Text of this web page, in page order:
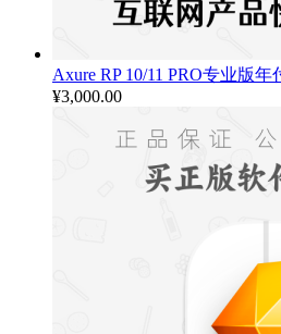
Axure RP 10/11 PRO专业版年
¥3,000.00